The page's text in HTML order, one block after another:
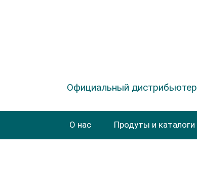
Официальный дистрибьютер
О нас Продуты и каталоги